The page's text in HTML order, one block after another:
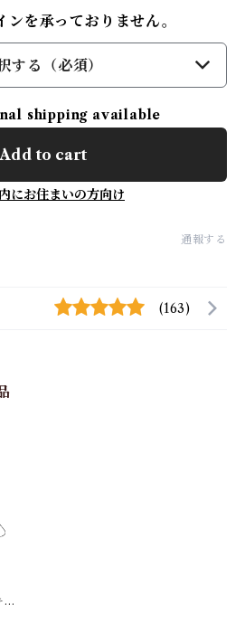
を承っておりません。
する（必須）
shipping available
to cart
にお住まいの方向け
通報する
(163)
ー